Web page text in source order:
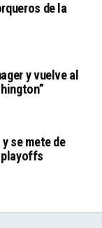
de la
y vuelve al
se mete de
playoffs